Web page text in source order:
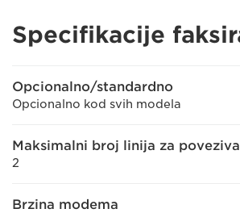
Specifikacije
Opcionalno/standardno
Opcionalno kod svih modela
Maksimalni broj linija za
2
Brzina modema